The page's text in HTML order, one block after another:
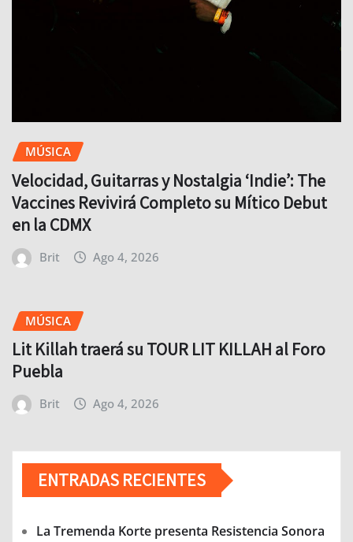
MÚSICA
Velocidad, Guitarras y Nostalgia ‘Indie’: The
Vaccines Revivirá Completo su Mítico Debut
en la CDMX
Brit Ago 4, 2026
MÚSICA
Lit Killah traerá su TOUR LIT KILLAH al Foro
Puebla
Brit Ago 4, 2026
ENTRADAS RECIENTES
La Tremenda Korte presenta Resistencia Sonora